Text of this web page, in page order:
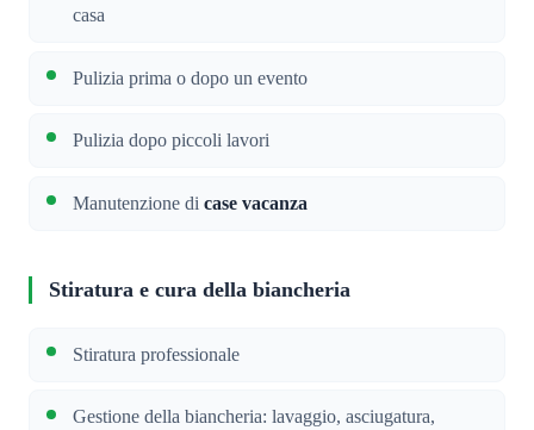
casa
Pulizia prima o dopo un evento
Pulizia dopo piccoli lavori
Manutenzione di case vacanza
Stiratura e cura della biancheria
Stiratura professionale
Gestione della biancheria: lavaggio, asciugatura,